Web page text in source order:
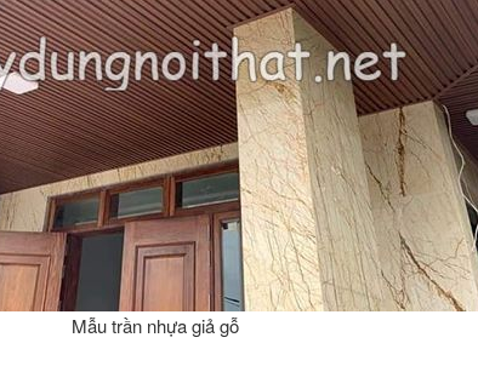
Mẫu trần nhựa giả gỗ